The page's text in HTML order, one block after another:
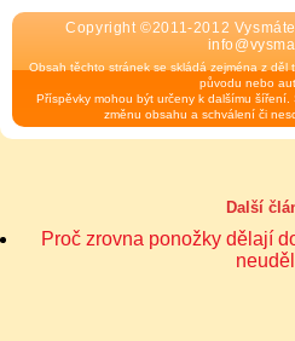
Copyright ©2011-2012
Obsah těchto stránek se skládá zejména z děl
původu nebo
Příspěvky mohou být určeny k dalšímu
změnu obsahu a schválení či
Další
Proč zrovna ponožky dělají